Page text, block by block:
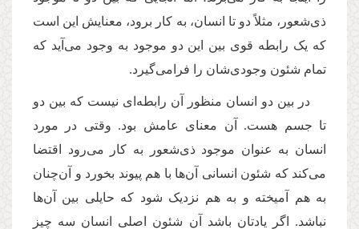
ذی‌شعور، مثلاً دو تا انسان، به کار برود، معنایش این است
که یک رابطه قوی بین این دو موجود به وجود می‌آید که
تمام شئون وجودی‌شان را فرامی‌گیرد.
در بین دو انسان منظور آن رابطه‌ای نیست که بین دو
تا جسم هست. آن معنای عامش بود. وقتی در مورد
انسان به عنوان موجود ذی‌شعور به کار می‌رود اقتضا
می‌کند که شئون انسانی آن‌ها با هم پیوند بخورد و آن‌چنان
به هم آمیخته و به هم نزدیک شود که حایلی بین آن‌ها
نباشد. اگر یادتان باشد آن شئون اصلی انسان سه چیز